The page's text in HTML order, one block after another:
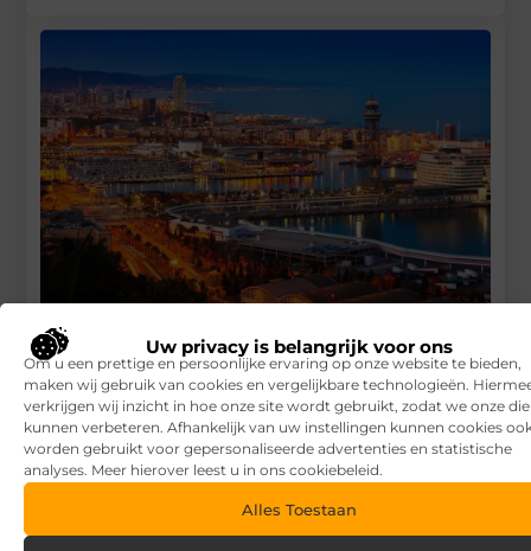
Uw privacy is belangrijk voor ons
Om u een prettige en persoonlijke ervaring op onze website te bieden,
maken wij gebruik van cookies en vergelijkbare technologieën.
verkrijgen wij inzicht in hoe onze site wordt gebruikt, zodat we onze
kunnen verbeteren. Afhankelijk van uw instellingen kunnen cookies
worden gebruikt voor gepersonaliseerde advertenties en statistische
analyses. Meer hierover leest u in ons cookiebeleid.
Alles Toestaan
Fly drive bestemmingen
RECENTE BERICHTEN
7 tips voor het kiezen van een luxe vakantiepark
Waar let je op bij het kiezen van een vakantiepark?
Overkapping in fases: zo begin je slim en breid je later uit